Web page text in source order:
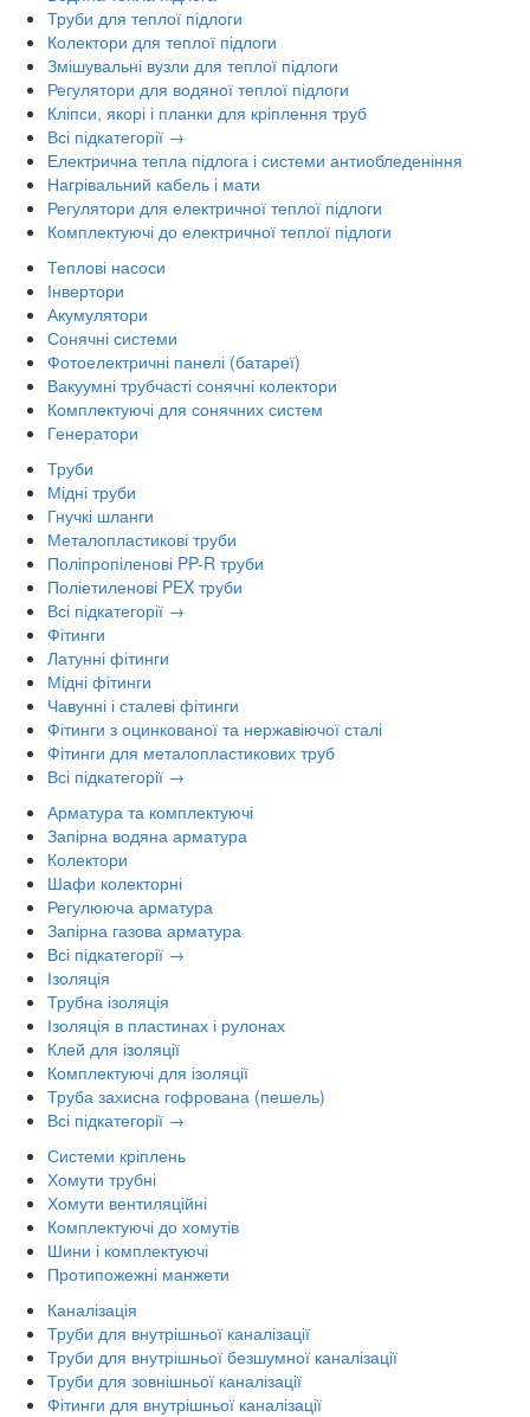
Труби для теплої підлоги
Колектори для теплої підлоги
Змішувальні вузли для теплої підлоги
Регулятори для водяної теплої підлоги
Кліпси, якорі і планки для кріплення труб
Всі підкатегорії →
Електрична тепла підлога і системи антиобледеніння
Нагрівальний кабель і мати
Регулятори для електричної теплої підлоги
Комплектуючі до електричної теплої підлоги
Теплові насоси
Інвертори
Акумулятори
Сонячні системи
Фотоелектричні панелі (батареї)
Вакуумні трубчасті сонячні колектори
Комплектуючі для сонячних систем
Генератори
Труби
Мідні труби
Гнучкі шланги
Металопластикові труби
Поліпропіленові PP-R труби
Поліетиленові PEX труби
Всі підкатегорії →
Фітинги
Латунні фітинги
Мідні фітинги
Чавунні і сталеві фітинги
Фітинги з оцинкованої та нержавіючої сталі
Фітинги для металопластикових труб
Всі підкатегорії →
Арматура та комплектуючі
Запірна водяна арматура
Колектори
Шафи колекторні
Регулююча арматура
Запірна газова арматура
Всі підкатегорії →
Ізоляція
Трубна ізоляція
Ізоляція в пластинах і рулонах
Клей для ізоляції
Комплектуючі для ізоляції
Труба захисна гофрована (пешель)
Всі підкатегорії →
Системи кріплень
Хомути трубні
Хомути вентиляційні
Комплектуючі до хомутів
Шини і комплектуючі
Протипожежні манжети
Каналізація
Труби для внутрішньої каналізації
Труби для внутрішньої безшумної каналізації
Труби для зовнішньої каналізації
Фітинги для внутрішньої каналізації